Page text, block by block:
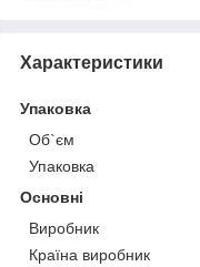
Характеристики
Упаковка
Об`єм
Упаковка
Основні
Виробник
Країна виробник